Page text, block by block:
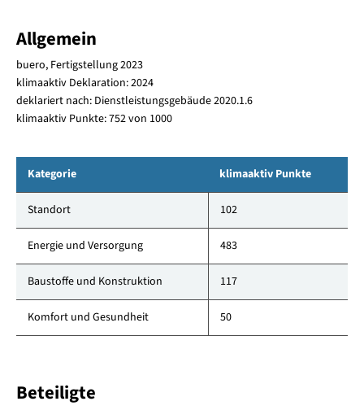
Allgemein
buero, Fertigstellung 2023
klimaaktiv Deklaration: 2024
deklariert nach: Dienstleistungsgebäude 2020.1.6
klimaaktiv Punkte: 752 von 1000
Kategorie klimaaktiv Punkte
Standort 102
Energie und Versorgung 483
Baustoffe und Konstruktion 117
Komfort und Gesundheit 50
Beteiligte